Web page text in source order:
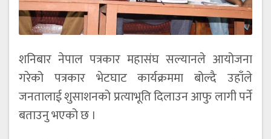
शनिबार नेपाल पत्रकार महासंघ सल्यानले आयोजना
गरेको पत्रकार भेटघाट कार्यक्रममा बोल्दै उहाँले
जनतालाई शुसाशनको प्रत्याभूति दिलाउन आफु लागी पर्ने
बताउनु भएको छ ।